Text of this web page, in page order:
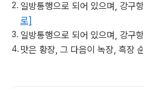
일방통행으로 되어 있으며, 강구
로]
일방통행으로 되어 있으며, 강구
맛은 황장, 그 다음이 녹장, 흑장